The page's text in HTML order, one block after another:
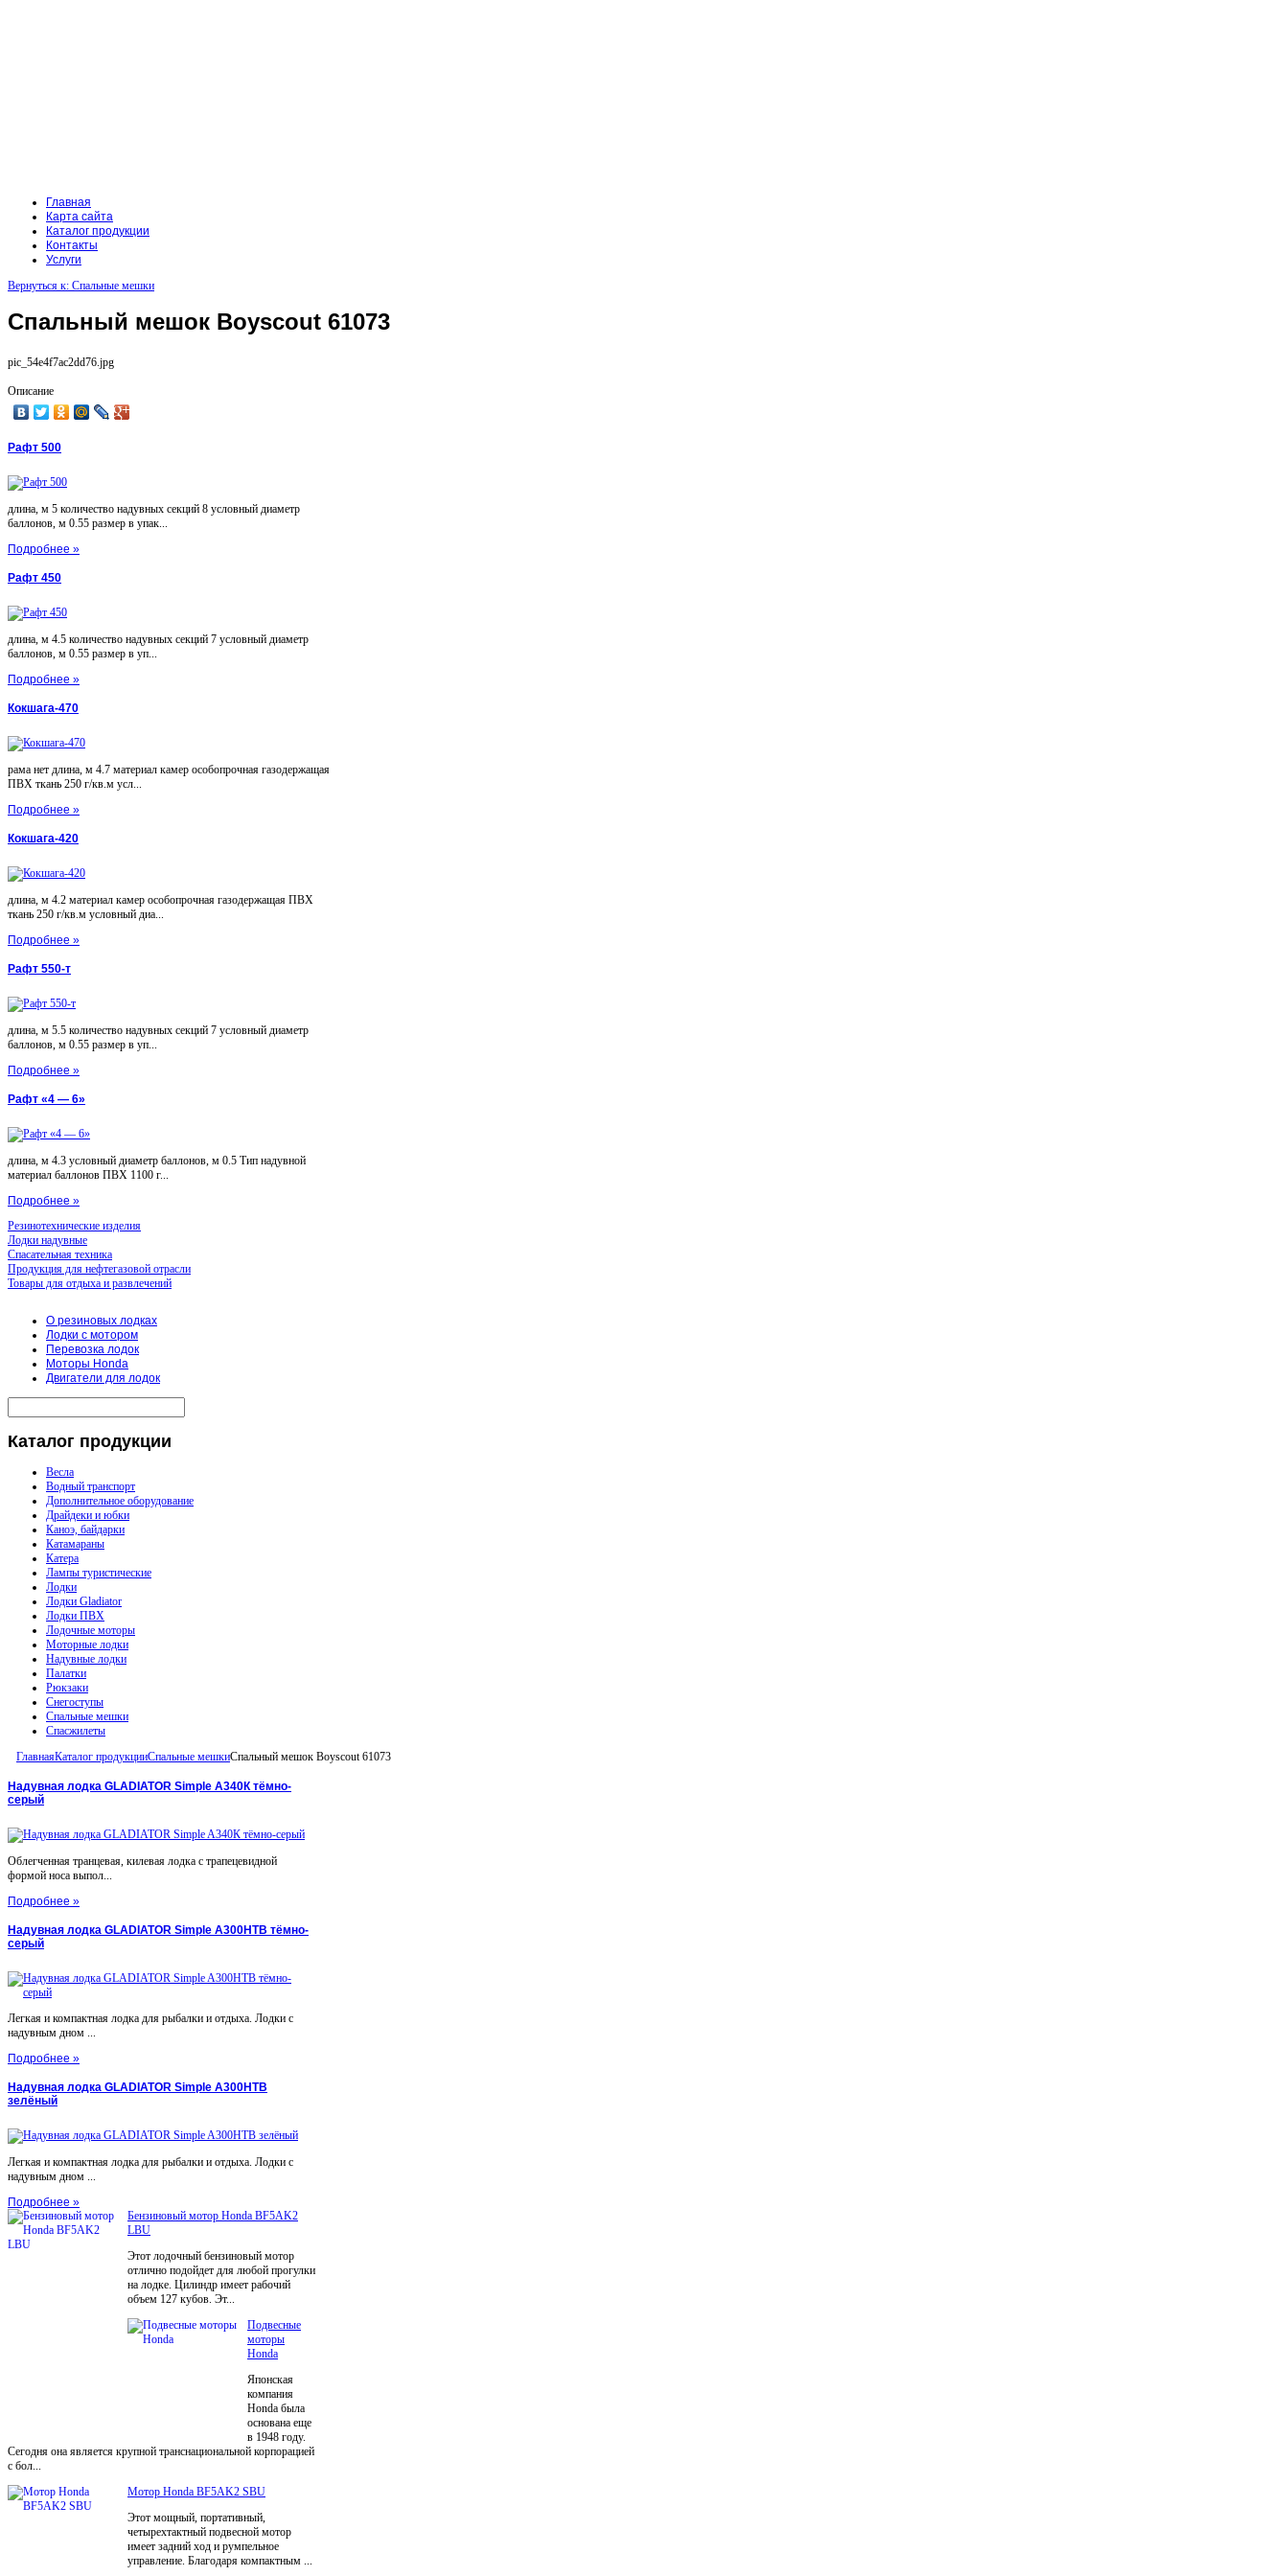
Главная
Карта сайта
Каталог продукции
Контакты
Услуги
Вернуться к: Спальные мешки
Спальный мешок Boyscout 61073
pic_54e4f7ac2dd76.jpg
Описание
Рафт 500
длина, м 5 количество надувных секций 8 условный диаметр
баллонов, м 0.55 размер в упак...
Подробнее »
Рафт 450
длина, м 4.5 количество надувных секций 7 условный диаметр
баллонов, м 0.55 размер в уп...
Подробнее »
Кокшага-470
рама нет длина, м 4.7 материал камер особопрочная газодержащая
ПВХ ткань 250 г/кв.м усл...
Подробнее »
Кокшага-420
длина, м 4.2 материал камер особопрочная газодержащая ПВХ
ткань 250 г/кв.м условный диа...
Подробнее »
Рафт 550-т
длина, м 5.5 количество надувных секций 7 условный диаметр
баллонов, м 0.55 размер в уп...
Подробнее »
Рафт «4 — 6»
длина, м 4.3 условный диаметр баллонов, м 0.5 Тип надувной
материал баллонов ПВХ 1100 г...
Подробнее »
Резинотехнические изделия
Лодки надувные
Спасательная техника
Продукция для нефтегазовой отрасли
Товары для отдыха и развлечений
О резиновых лодках
Лодки с мотором
Перевозка лодок
Моторы Honda
Двигатели для лодок
Каталог продукции
Весла
Водный транспорт
Дополнительное оборудование
Драйдеки и юбки
Каноэ, байдарки
Катамараны
Катера
Лампы туристические
Лодки
Лодки Gladiator
Лодки ПВХ
Лодочные моторы
Моторные лодки
Надувные лодки
Палатки
Рюкзаки
Снегоступы
Спальные мешки
Спасжилеты
ГлавнаяКаталог продукцииСпальные мешкиСпальный мешок Boyscout 61073
Надувная лодка GLADIATOR Simple A340К тёмно-
серый
Облегченная транцевая, килевая лодка с трапецевидной
формой носа выпол...
Подробнее »
Надувная лодка GLADIATOR Simple A300НТВ тёмно-
серый
Легкая и компактная лодка для рыбалки и отдыха. Лодки с
надувным дном ...
Подробнее »
Надувная лодка GLADIATOR Simple A300НТВ
зелёный
Легкая и компактная лодка для рыбалки и отдыха. Лодки с
надувным дном ...
Подробнее »
Бензиновый мотор Honda BF5AK2
LBU
Этот лодочный бензиновый мотор
отлично подойдет для любой прогулки
на лодке. Цилиндр имеет рабочий
объем 127 кубов. Эт...
Подвесные
моторы
Honda
Японская
компания
Honda была
основана еще
в 1948 году.
Сегодня она является крупной транснациональной корпорацией
с бол...
Мотор Honda BF5AK2 SBU
Этот мощный, портативный,
четырехтактный подвесной мотор
имеет задний ход и румпельное
управление. Благодаря компактным ...